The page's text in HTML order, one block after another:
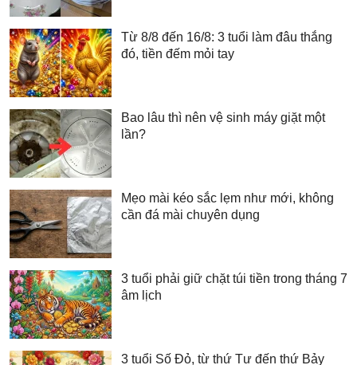
Từ 8/8 đến 16/8: 3 tuổi làm đâu thắng
đó, tiền đếm mỏi tay
Bao lâu thì nên vệ sinh máy giặt một
lần?
Mẹo mài kéo sắc lẹm như mới, không
cần đá mài chuyên dụng
3 tuổi phải giữ chặt túi tiền trong tháng 7
âm lịch
3 tuổi Số Đỏ, từ thứ Tư đến thứ Bảy